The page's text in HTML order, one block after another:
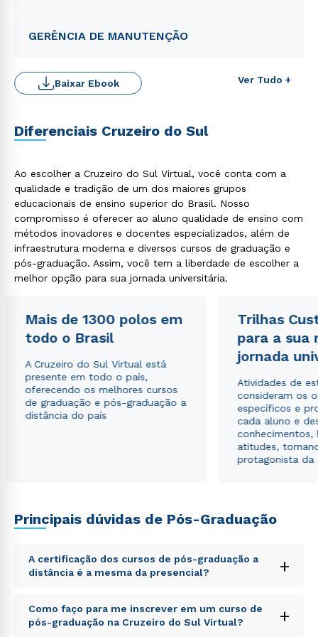
GERÊNCIA DE MANUTENÇÃO
Ver Tudo +
Baixar Ebook
Diferenciais Cruzeiro do Sul
Ao escolher a Cruzeiro do Sul Virtual, você conta com a
qualidade e tradição de um dos maiores grupos
educacionais de ensino superior do Brasil. Nosso
compromisso é oferecer ao aluno qualidade de ensino com
métodos inovadores e docentes especializados, além de
infraestrutura moderna e diversos cursos de graduação e
pós-graduação. Assim, você tem a liberdade de escolher a
melhor opção para sua jornada universitária.
Mais de 1300 polos em
todo o Brasil
A Cruzeiro do Sul Virtual está
presente em todo o país,
oferecendo os melhores cursos
de graduação e pós-graduação a
distância do país
Trilhas
para a sua
jornada
Atividades de
consideram os
específicos e
cada aluno e
conhecimentos,
atitudes,
protagonista da
Principais dúvidas de Pós-Graduação
A certificação dos cursos de pós-graduação a
distância é a mesma da presencial?
+
Sed ut perspiciatis unde omnis iste natus error sit
voluptatem accusantium doloremque laudantium,
totam rem aperiam, eaque ipsa quae ab illo inventore
Como faço para me inscrever em um curso de
pós-graduação na Cruzeiro do Sul Virtual?
+
Rápido e fácil
WhatsApp
Política de Privacidade. e
autorizo que meus dados sejam utilizados para o
envio de conteúdos da Cruzeiro do Sul.